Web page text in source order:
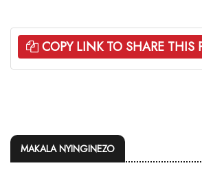
COPY LINK TO SHARE THIS
MAKALA NYINGINEZO